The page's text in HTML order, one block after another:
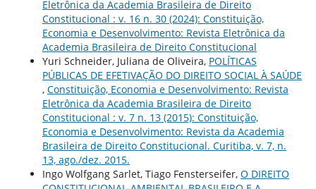
Eletrônica da Academia Brasileira de Direito
Constitucional : v. 16 n. 30 (2024): Constituição,
Economia e Desenvolvimento: Revista Eletrônica da
Academia Brasileira de Direito Constitucional
Yuri Schneider, Juliana de Oliveira, POLÍTICAS
PÚBLICAS DE EFETIVAÇÃO DO DIREITO SOCIAL À SAÚDE
, Constituição, Economia e Desenvolvimento: Revista
Eletrônica da Academia Brasileira de Direito
Constitucional : v. 7 n. 13 (2015): Constituição,
Economia e Desenvolvimento: Revista da Academia
Brasileira de Direito Constitucional. Curitiba, v. 7, n.
13, ago./dez. 2015.
Ingo Wolfgang Sarlet, Tiago Fensterseifer, O DIREITO